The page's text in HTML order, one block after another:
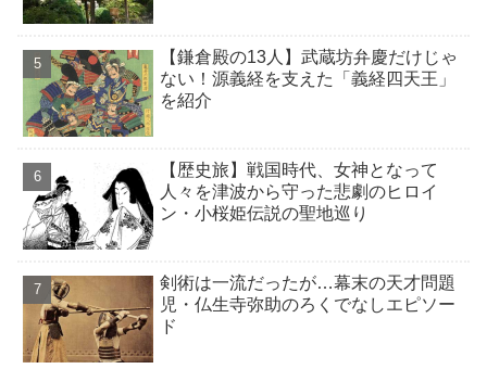
【鎌倉殿の13人】武蔵坊弁慶だけじゃ
ない！源義経を支えた「義経四天王」
を紹介
【歴史旅】戦国時代、女神となって
人々を津波から守った悲劇のヒロイ
ン・小桜姫伝説の聖地巡り
剣術は一流だったが…幕末の天才問題
児・仏生寺弥助のろくでなしエピソー
ド